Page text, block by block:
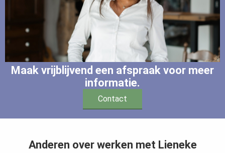
Maak vrijblijvend een afspraak voor meer
informatie.
Contact
Anderen over werken met Lieneke